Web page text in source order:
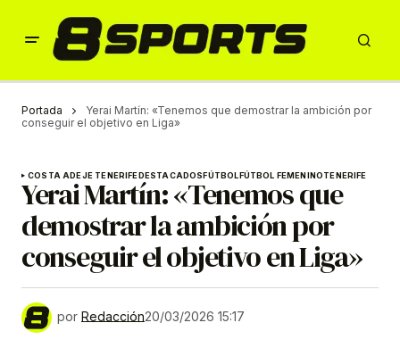
Portada
Yerai Martín: «Tenemos que demostrar la ambición por
conseguir el objetivo en Liga»
COSTA ADEJE TENERIFEDESTACADOSFÚTBOLFÚTBOL FEMENINOTENERIFE
Yerai Martín: «Tenemos que
demostrar la ambición por
conseguir el objetivo en Liga»
por Redacción20/03/2026 15:17